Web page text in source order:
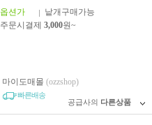
옵션가
낱개구매가능
주문시결제 3,000원~
마이도매몰 (ozzshop)
빠른배송
공급사의 다른상품